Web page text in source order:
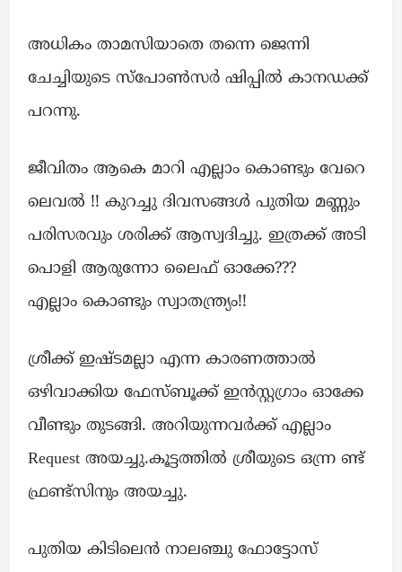
അധികം താമസിയാതെ തന്നെ ജെന്നി
ചേച്ചിയുടെ സ്പോൺസർ ഷിപ്പിൽ കാനഡക്ക്
പറന്നു.
ജീവിതം ആകെ മാറി എല്ലാം കൊണ്ടും വേറെ
ലെവൽ !! കുറച്ചു ദിവസങ്ങൾ പുതിയ മണ്ണും
പരിസരവും ശരിക്ക് ആസ്വദിച്ചു. ഇത്രക്ക് അടി
പൊളി ആരുന്നോ ലൈഫ് ഓക്കേ???
എല്ലാം കൊണ്ടും സ്വാതന്ത്ര്യം!!
ശ്രീക്ക് ഇഷ്ടമല്ലാ എന്ന കാരണത്താൽ
ഒഴിവാക്കിയ ഫേസ്ബൂക്ക് ഇൻസ്റ്റഗ്രാം ഓക്കേ
വീണ്ടും തുടങ്ങി. അറിയുന്നവർക്ക് എല്ലാം
Request അയച്ചു.കൂട്ടത്തിൽ ശ്രീയുടെ ഒന്ന്ര ണ്ട്
ഫ്രണ്ട്സിനും അയച്ചു.
പുതിയ കിടിലെൻ നാലഞ്ചു ഫോട്ടോസ്